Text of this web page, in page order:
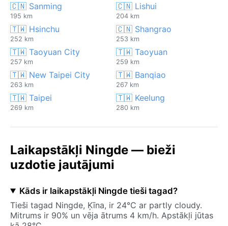
🇨🇳 Sanming
195 km
🇨🇳 Lishui
204 km
🇹🇼 Hsinchu
252 km
🇨🇳 Shangrao
253 km
🇹🇼 Taoyuan City
257 km
🇹🇼 Taoyuan
259 km
🇹🇼 New Taipei City
263 km
🇹🇼 Banqiao
267 km
🇹🇼 Taipei
269 km
🇹🇼 Keelung
280 km
Laikapstākļi Ningde — bieži
uzdotie jautājumi
Kāds ir laikapstākļi Ningde tieši tagad?
Tieši tagad Ningde, Ķīna, ir 24°C ar partly cloudy.
Mitrums ir 90% un vēja ātrums 4 km/h. Apstākļi jūtas